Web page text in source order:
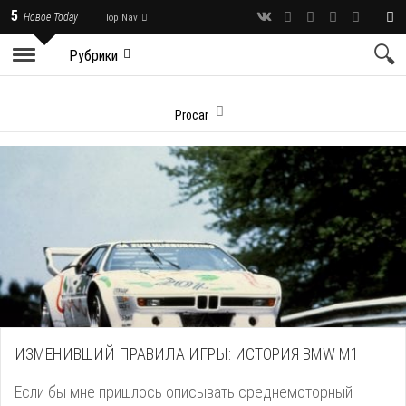
5 Новое Today Top Nav
Рубрики
Procar
ИЗМЕНИВШИЙ ПРАВИЛА ИГРЫ: ИСТОРИЯ BMW M1
Если бы мне пришлось описывать среднемоторный